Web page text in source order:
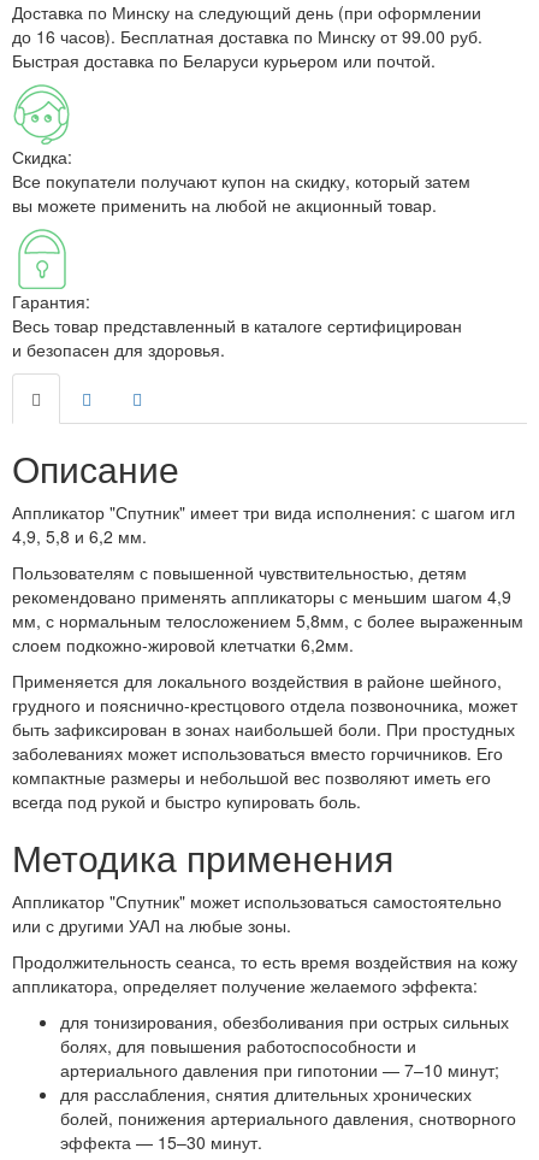
Доставка по Минску на следующий день (при оформлении
до 16 часов). Бесплатная доставка по Минску от 99.00 руб.
Быстрая доставка по Беларуси курьером или почтой.
Скидка:
Все покупатели получают купон на скидку, который затем
вы можете применить на любой не акционный товар.
Гарантия:
Весь товар представленный в каталоге сертифицирован
и безопасен для здоровья.
Описание
Аппликатор "Спутник" имеет три вида исполнения: с шагом игл
4,9, 5,8 и 6,2 мм.
Пользователям с повышенной чувствительностью, детям
рекомендовано применять аппликаторы с меньшим шагом 4,9
мм, с нормальным телосложением 5,8мм, с более выраженным
слоем подкожно-жировой клетчатки 6,2мм.
Применяется для локального воздействия в районе шейного,
грудного и пояснично-крестцового отдела позвоночника, может
быть зафиксирован в зонах наибольшей боли. При простудных
заболеваниях может использоваться вместо горчичников. Его
компактные размеры и небольшой вес позволяют иметь его
всегда под рукой и быстро купировать боль.
Методика применения
Аппликатор "Спутник" может использоваться самостоятельно
или с другими УАЛ на любые зоны.
Продолжительность сеанса, то есть время воздействия на кожу
аппликатора, определяет получение желаемого эффекта:
для тонизирования, обезболивания при острых сильных
болях, для повышения работоспособности и
артериального давления при гипотонии — 7–10 минут;
для расслабления, снятия длительных хронических
болей, понижения артериального давления, снотворного
эффекта — 15–30 минут.